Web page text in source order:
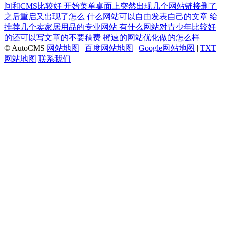
间和CMS比较好 开始菜单桌面上突然出现几个网站链接删了
之后重启又出现了怎么 什么网站可以自由发表自己的文章 给
推荐几个卖家居用品的专业网站 有什么网站对青少年比较好
的还可以写文章的不要稿费 橙速的网站优化做的怎么样
© AutoCMS 网站地图 | 百度网站地图 | Google网站地图 | TXT
网站地图 联系我们